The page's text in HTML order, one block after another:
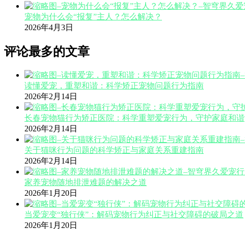
宠物为什么会“报复”主人？怎么解决？
2026年4月3日
评论最多的文章
读懂爱宠，重塑和谐：科学矫正宠物问题行为指南
2026年2月14日
长春宠物猫行为矫正医院：科学重塑爱宠行为，守护家庭和谐
2026年2月14日
关于猫咪行为问题的科学矫正与家庭关系重建指南
2026年2月14日
家养宠物随地排泄难题的解决之道
2026年1月20日
当爱宠变“独行侠”：解码宠物行为纠正与社交障碍的破局之道
2026年1月20日